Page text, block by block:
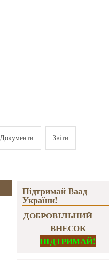
Документи Звіти
Підтримай Ваад
України!
ДОБРОВІЛЬНИЙ
ВНЕСОК
ПІДТРИМАЙ!